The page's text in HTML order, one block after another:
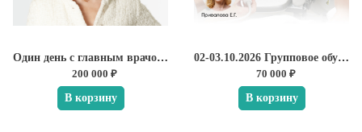
Один день с главным врачом клиники ЭСТЕЛАБ Юлией Чеботаревой
200 000 ₽
В корзину
02-03.10.2026 Групповое обучение "УЗИ в косметологии"
70 000 ₽
В корзину